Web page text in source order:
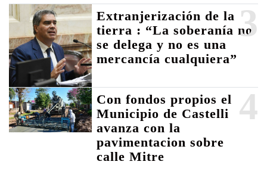
3
Extranjerización de la
tierra : “La soberanía no
se delega y no es una
mercancía cualquiera”
4
Con fondos propios el
Municipio de Castelli
avanza con la
pavimentacion sobre
calle Mitre